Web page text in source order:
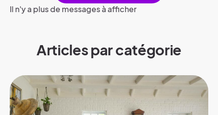
Il n'y a plus de messages à afficher
Articles par catégorie